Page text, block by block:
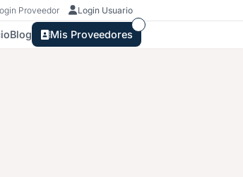
Proveedor Login Usuario
Blog Mis Proveedores